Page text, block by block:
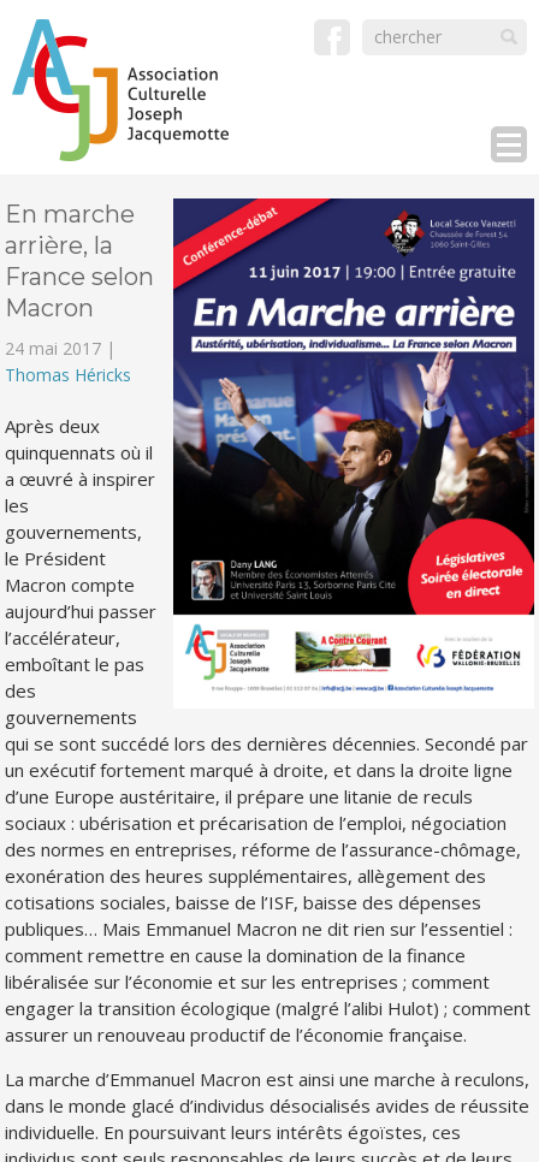
En marche
arrière, la
France selon
Macron
24 mai 2017 |
Thomas Héricks
Après deux
quinquennats où il
a œuvré à inspirer
les
gouvernements,
le Président
Macron compte
aujourd’hui passer
l’accélérateur,
emboîtant le pas
des
gouvernements
qui se sont succédé lors des dernières décennies. Secondé par
un exécutif fortement marqué à droite, et dans la droite ligne
d’une Europe austéritaire, il prépare une litanie de reculs
sociaux : ubérisation et précarisation de l’emploi, négociation
des normes en entreprises, réforme de l’assurance-chômage,
exonération des heures supplémentaires, allègement des
cotisations sociales, baisse de l’ISF, baisse des dépenses
publiques… Mais Emmanuel Macron ne dit rien sur l’essentiel :
comment remettre en cause la domination de la finance
libéralisée sur l’économie et sur les entreprises ; comment
engager la transition écologique (malgré l’alibi Hulot) ; comment
assurer un renouveau productif de l’économie française.
La marche d’Emmanuel Macron est ainsi une marche à reculons,
dans le monde glacé d’individus désocialisés avides de réussite
individuelle. En poursuivant leurs intérêts égoïstes, ces